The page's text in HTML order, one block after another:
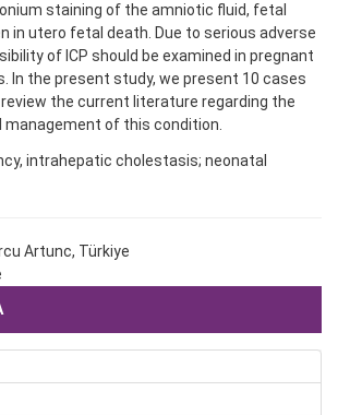
staining of the amniotic fluid, fetal
in utero fetal death. Due to serious adverse
of ICP should be examined in pregnant
In the present study, we present 10 cases
review the current literature regarding the
management of this condition.
intrahepatic cholestasis; neonatal
Artunc, Türkiye